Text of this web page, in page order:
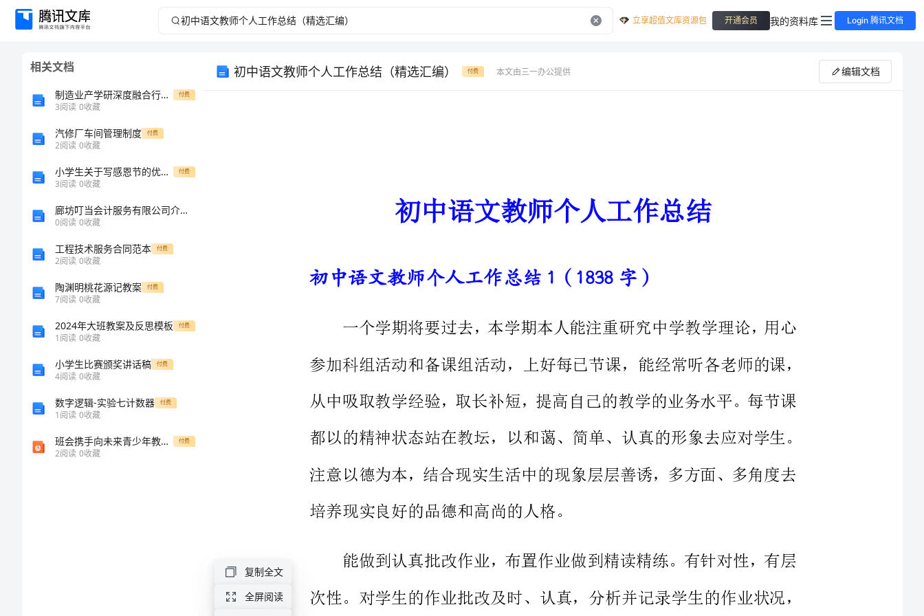
初
（精
立享超值文库资源包 开通会员 我的资料库 Login 腾讯文档
相关文档
制造业产学研深度融合行动计划 付费
3阅读 0收藏
汽修厂车间管理制度 付费
2阅读 0收藏
小学生关于写感恩节的优秀作文400字 付费
3阅读 0收藏
廊坊叮当会计服务有限公司介绍企业发展分析报告
0阅读 0收藏
工程技术服务合同范本 付费
2阅读 0收藏
陶渊明桃花源记教案 付费
7阅读 0收藏
2024年大班教案及反思模板 付费
1阅读 0收藏
小学生比赛颁奖讲话稿 付费
4阅读 0收藏
数字逻辑-实验七计数器 付费
1阅读 0收藏
班会携手向未来青少年教育精选 付费
2阅读 0收藏
初中语文教师个人工作总结（精选汇编） 付费 本文由三一办公提供 编辑文档
在教学方面，我认真学习《语文课程标准》。课程标准是现行教
学的总体思路，它致力于全面提高学生的语文素养，正确把握了语文
初中语文教师个人工作总结1（1838字）
参加科组活动和备课组活动，上好每已节课，能经常听各老师的课，
注意以德为本，结合现实生活中的现象层层善诱，多方面、多角度去
培养现实良好的品德和高尚的人格。
能做到认真批改作业，布置作业做到精读精练。有针对性，有层
次性。对学生的作业批改及时、认真，分析并记录学生的作业状况，
对有关状况及时改善教学方法，做到有的放矢。
复制全文
全屏阅读